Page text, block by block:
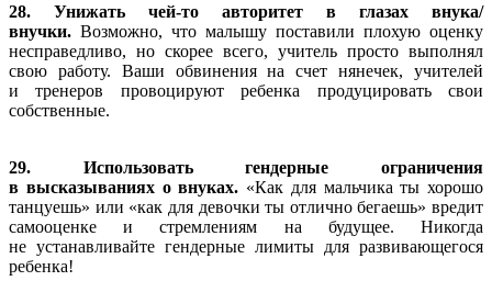
28. Унижать чей-то авторитет в глазах внука/
внучки. Возможно, что малышу поставили плохую оценку
несправедливо, но скорее всего, учитель просто выполнял
свою работу. Ваши обвинения на счет нянечек, учителей
и тренеров провоцируют ребенка продуцировать свои
собственные.
29. Использовать гендерные ограничения
в высказываниях о внуках. «Как для мальчика ты хорошо
танцуешь» или «как для девочки ты отлично бегаешь» вредит
самооценке и стремлениям на будущее. Никогда
не устанавливайте гендерные лимиты для развивающегося
ребенка!